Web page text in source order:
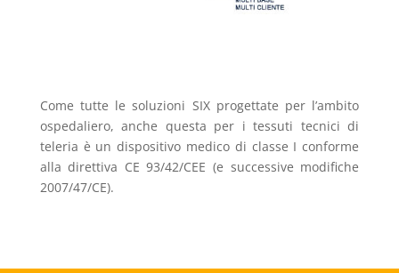
Come tutte le soluzioni SIX progettate per l’ambito
ospedaliero, anche questa per i tessuti tecnici di
teleria è un dispositivo medico di classe I conforme
alla direttiva CE 93/42/CEE (e successive modifiche
2007/47/CE).